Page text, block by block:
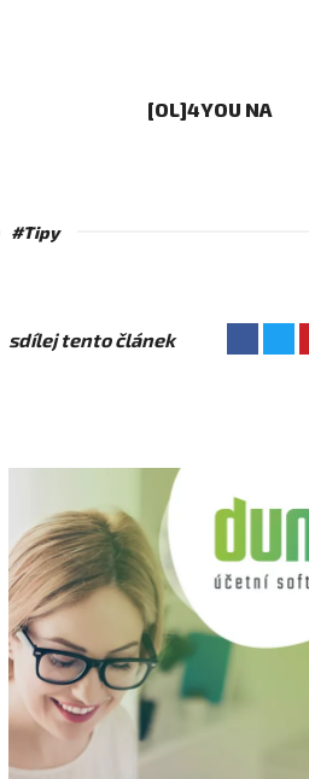
[OL]4YOU NA
#Tipy
sdílej tento článek